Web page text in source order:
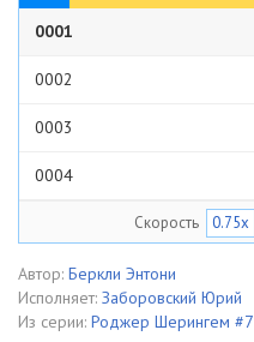
0001
0002
0003
0004
0006
0007
Скорость 0.75x
Автор: Беркли Энтони
Исполняет: Заборовский Юрий
Из серии: Роджер Шерингем #7